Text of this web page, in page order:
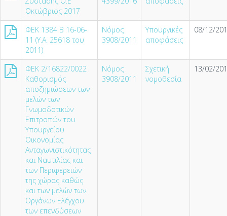
Οκτώβριος 2017
ΦΕΚ 1384 Β 16-06-
11 (Υ.Α. 25618 του
2011)
Νόμος
3908/2011
Υπουργικές
αποφάσεις
08/12/
ΦΕΚ 2/16822/0022
Καθορισμός
αποζημιώσεων των
μελών των
Γνωμοδοτικών
Επιτροπών του
Υπουργείου
Οικονομίας
Ανταγωνιστικότητας
και Ναυτιλίας και
των Περιφερειών
της χώρας καθώς
και των μελών των
Οργάνων Ελέγχου
των επενδύσεων
Νόμος
3908/2011
Σχετική
νομοθεσία
13/02/